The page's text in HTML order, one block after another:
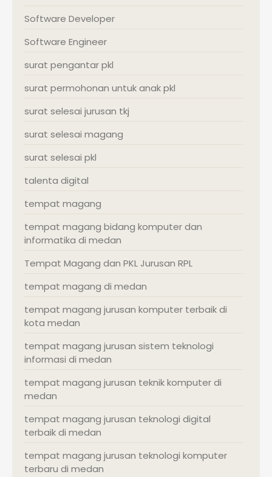
Software Developer
Software Engineer
surat pengantar pkl
surat permohonan untuk anak pkl
surat selesai jurusan tkj
surat selesai magang
surat selesai pkl
talenta digital
tempat magang
tempat magang bidang komputer dan
informatika di medan
Tempat Magang dan PKL Jurusan RPL
tempat magang di medan
tempat magang jurusan komputer terbaik di
kota medan
tempat magang jurusan sistem teknologi
informasi di medan
tempat magang jurusan teknik komputer di
medan
tempat magang jurusan teknologi digital
terbaik di medan
tempat magang jurusan teknologi komputer
terbaru di medan